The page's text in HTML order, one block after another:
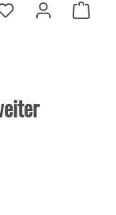
Du hast 0